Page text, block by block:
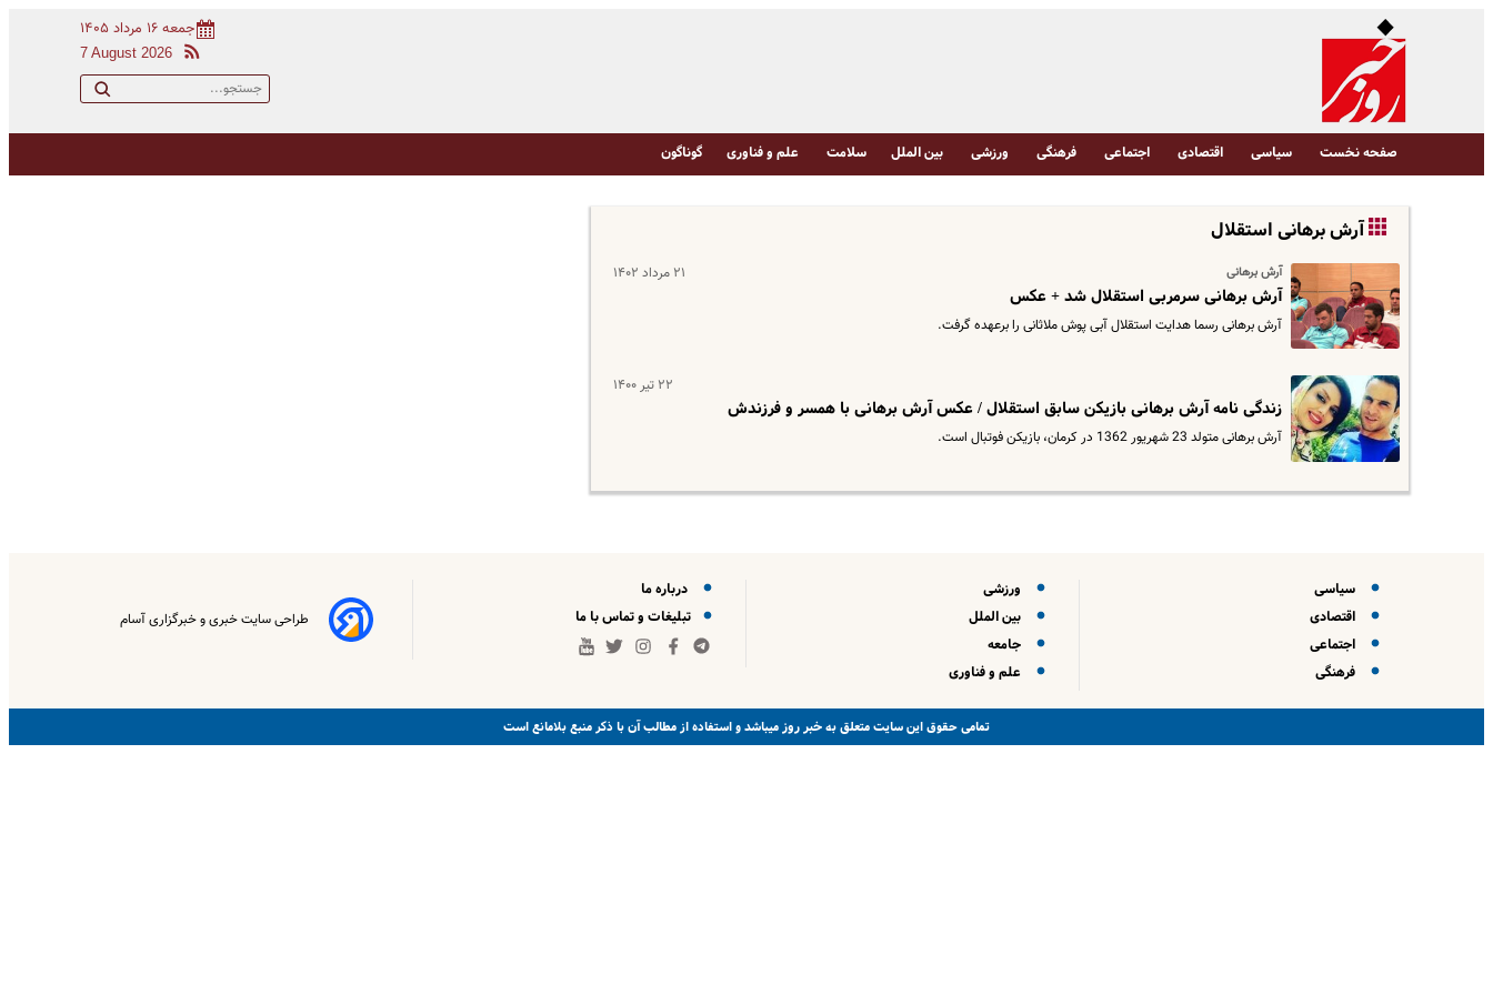
جمعه ۱۶ مرداد ۱۴۰۵
7 August 2026
صفحه نخست سیاسی اقتصادی اجتماعی فرهنگی ورزشی بین الملل سلامت علم و فناوری گوناگون
آرش برهانی استقلال
آرش برهانی ۲۱ مرداد ۱۴۰۲
آرش برهانی سرمربی استقلال شد + عکس
آرش برهانی رسما هدایت استقلال آبی پوش ملاثانی را برعهده گرفت.
۲۲ تیر ۱۴۰۰
زندگی نامه آرش برهانی بازیکن سابق استقلال / عکس آرش برهانی با همسر و فرزندش
آرش برهانی متولد 23 شهریور 1362 در کرمان، بازیکن فوتبال است.
سیاسی
اقتصادی
اجتماعی
فرهنگی
ورزشی
بین الملل
جامعه
علم و فناوری
درباره ما
تبلیغات و تماس با ما
طراحی سایت خبری و خبرگزاری آسام
تمامی حقوق این سایت متعلق بهخبر روزمیباشد و استفاده از مطالب آن با ذکر منبع بلامانع است